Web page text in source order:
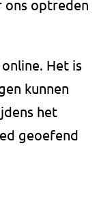
ons optreden
Het is
kunnen
het
geoefend